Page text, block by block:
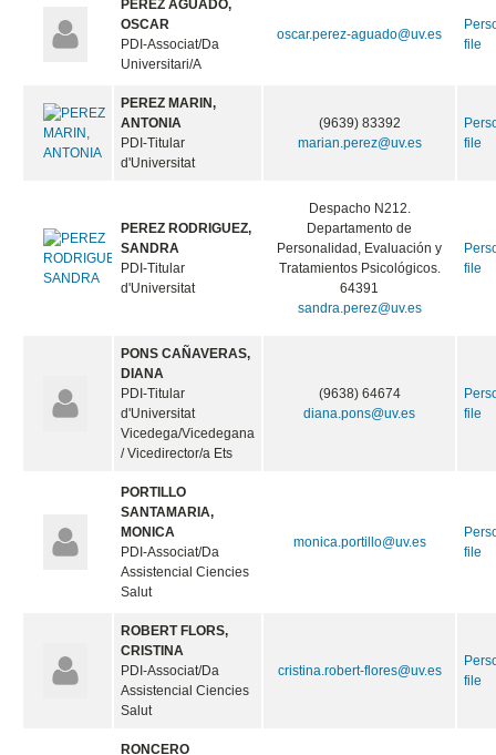
PEREZ AGUADO,
OSCAR
PDI-Associat/Da
Universitari/A
oscar.perez-aguado@uv.es
file
PEREZ MARIN,
ANTONIA
PDI-Titular
d'Universitat
(9639) 83392
marian.perez@uv.es
file
PEREZ RODRIGUEZ,
SANDRA
PDI-Titular
d'Universitat
Despacho N212.
Departamento de
Personalidad, Evaluación y
Tratamientos Psicológicos.
64391
sandra.perez@uv.es
file
PONS CAÑAVERAS,
DIANA
PDI-Titular
d'Universitat
Vicedega/Vicedegana
/ Vicedirector/a Ets
(9638) 64674
diana.pons@uv.es
file
PORTILLO
SANTAMARIA,
MONICA
PDI-Associat/Da
Assistencial Ciencies
Salut
monica.portillo@uv.es
file
ROBERT FLORS,
CRISTINA
PDI-Associat/Da
Assistencial Ciencies
Salut
cristina.robert-flores@uv.es
file
RONCERO